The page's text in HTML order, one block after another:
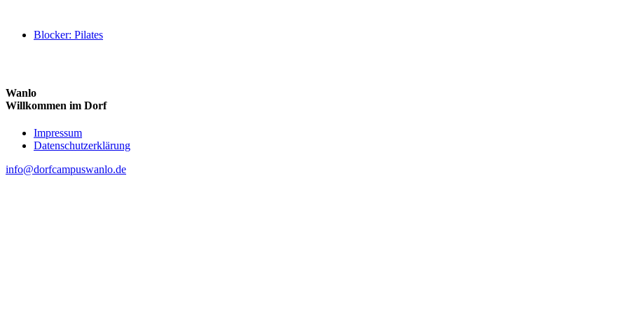
Blocker: Pilates
Wanlo
Willkommen im Dorf
Skip
Impressum
Datenschutzerklärung
info@dorfcampuswanlo.de